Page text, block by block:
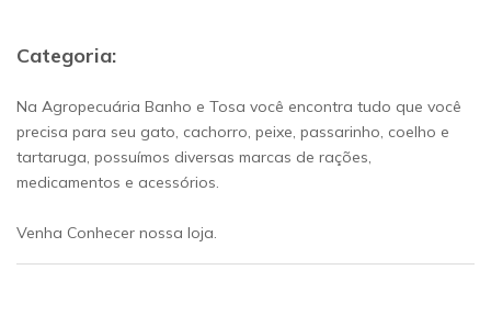
Categoria:
Na Agropecuária Banho e Tosa você encontra tudo que você
precisa para seu gato, cachorro, peixe, passarinho, coelho e
tartaruga, possuímos diversas marcas de rações,
medicamentos e acessórios.
Venha Conhecer nossa loja.